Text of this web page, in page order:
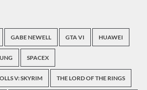
GABE NEWELL GTA VI HUAWEI
SPACEX
V: SKYRIM THE LORD OF THE RINGS